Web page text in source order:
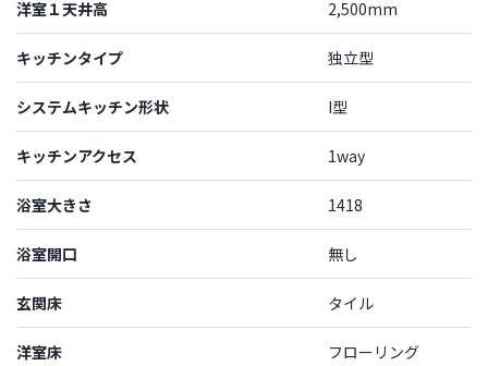
洋室１天井高 2,500mm
キッチンタイプ 独立型
システムキッチン形状 I型
キッチンアクセス 1way
浴室大きさ 1418
浴室開口 無し
玄関床 タイル
洋室床 フローリング